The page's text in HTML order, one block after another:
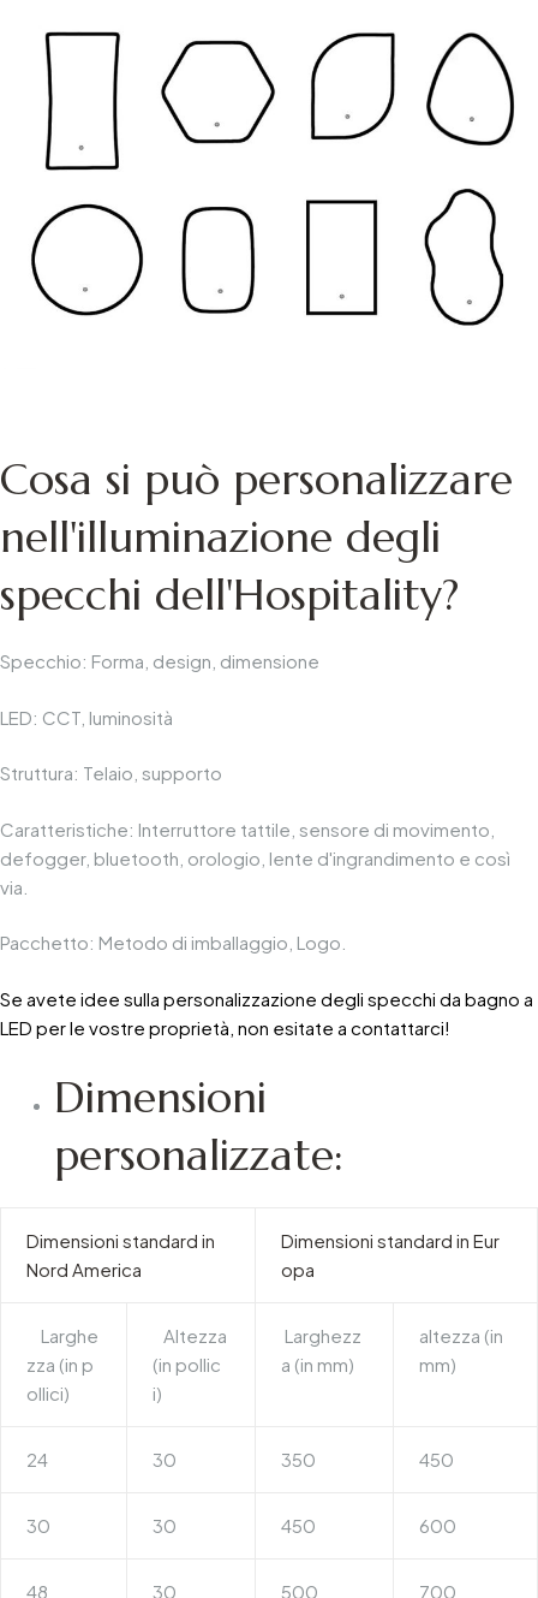
Cosa si può personalizzare
nell'illuminazione degli
specchi dell'Hospitality?
Specchio: Forma, design, dimensione
LED: CCT, luminosità
Struttura: Telaio, supporto
Caratteristiche: Interruttore tattile, sensore di movimento,
defogger, bluetooth, orologio, lente d'ingrandimento e così
via.
Pacchetto: Metodo di imballaggio, Logo.
Se avete idee sulla personalizzazione degli specchi da bagno a
LED per le vostre proprietà, non esitate a contattarci!
Dimensioni
personalizzate:
Dimensioni standard in
Nord America
Dimensioni standard in Eur
opa
Larghe
zza (in p
ollici)
Altezza
(in pollic
i)
Larghezz
a (in mm)
altezza (in
mm)
24 30 350 450
30 30 450 600
48 30 500 700